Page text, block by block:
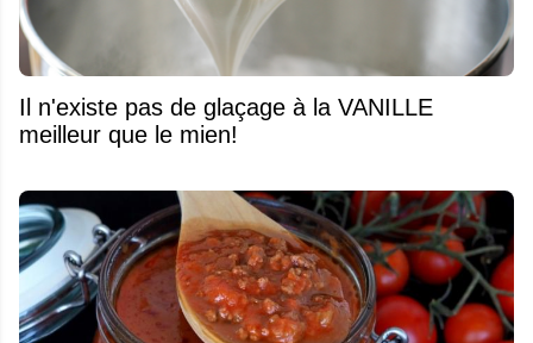
Il n'existe pas de glaçage à la VANILLE
meilleur que le mien!